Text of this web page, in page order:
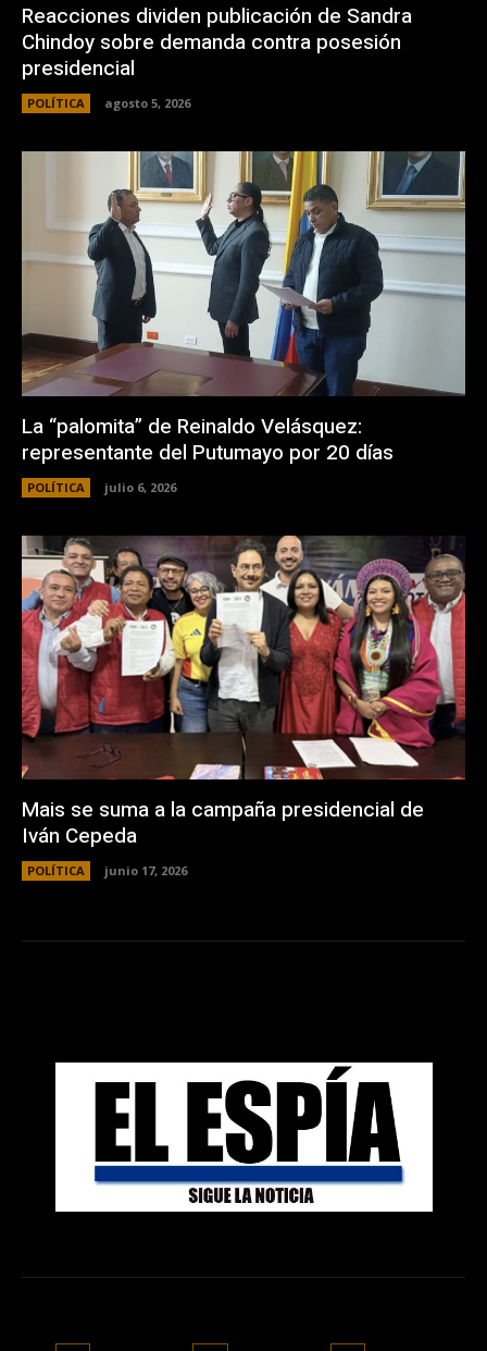
Reacciones dividen publicación de Sandra
Chindoy sobre demanda contra posesión
presidencial
POLÍTICA agosto 5, 2026
La “palomita” de Reinaldo Velásquez:
representante del Putumayo por 20 días
POLÍTICA julio 6, 2026
Mais se suma a la campaña presidencial de
Iván Cepeda
POLÍTICA junio 17, 2026